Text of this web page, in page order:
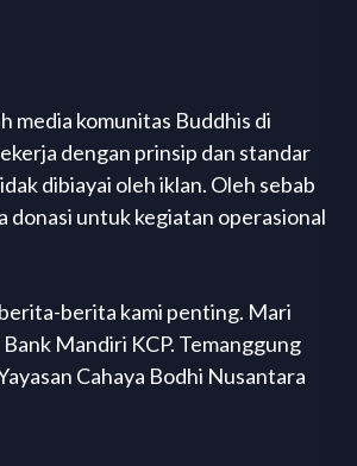
media komunitas Buddhis di
dengan prinsip dan standar
dibiayai oleh iklan. Oleh sebab
donasi untuk kegiatan operasional
berita kami penting. Mari
Mandiri KCP. Temanggung
Cahaya Bodhi Nusantara